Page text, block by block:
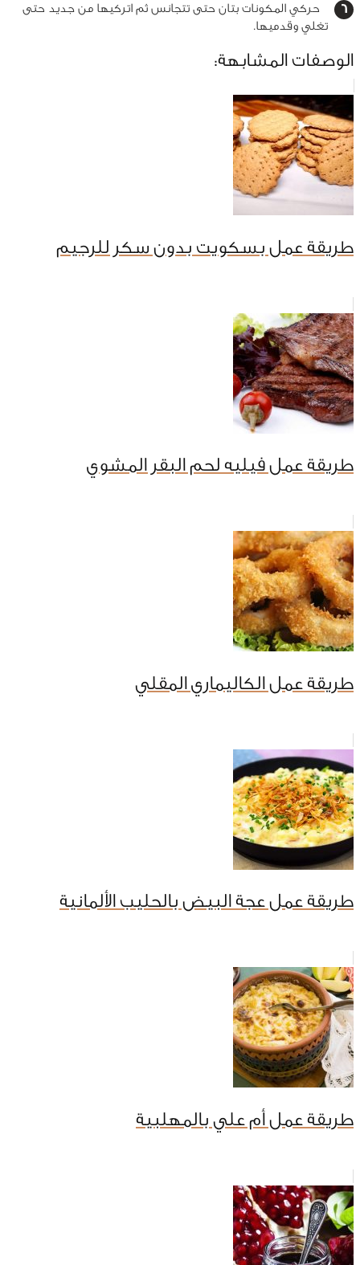
حركي المكونات بتان حتى تتجانس ثم اتركيها من جديد حتى
تغلي وقدميها.
الوصفات المشابهة:
طريقة عمل بسكويت بدون سكر للرجيم
طريقة عمل فيليه لحم البقر المشوي
طريقة عمل الكاليماري المقلي
طريقة عمل عجة البيض بالحليب الألمانية
طريقة عمل أم علي بالمهلبية